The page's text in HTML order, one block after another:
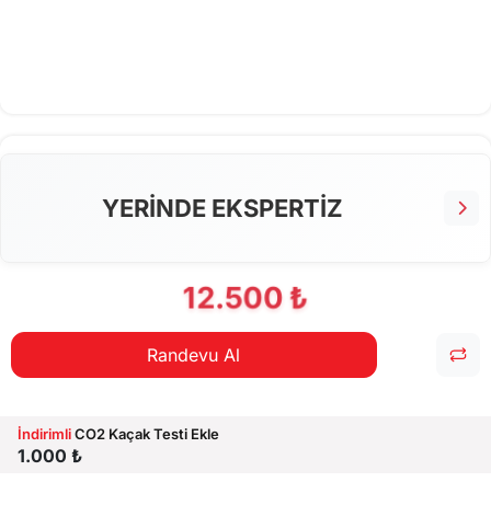
YERİNDE EKSPERTİZ
12.500 ₺
Randevu Al
İndirimliCO2 Kaçak Testi Ekle
1.000 ₺